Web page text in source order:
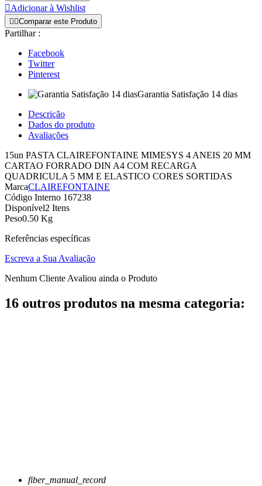
Adicionar à Wishlist
 Comparar este Produto
Partilhar :
Facebook
Twitter
Pinterest
Garantia Satisfação 14 dias
Descrição
Dados do produto
Avaliações
15un PASTA CLAIREFONTAINE MIMESYS 4 ANEIS 20 MM
CARTAO FORRADO DIN A4 COM RECARGA
QUADRICULA 5 MM E ELASTICO CORES SORTIDAS
MarcaCLAIREFONTAINE
Código Interno 167238
Disponível2 Itens
Peso0.50 Kg
Referências específicas
Escreva a Sua Avaliação
Nenhum Cliente Avaliou ainda o Produto
16 outros produtos na mesma categoria:
fiber_manual_record